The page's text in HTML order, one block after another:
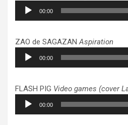
Lecteur
audio
00:00
ZAO de SAGAZANAspiration
Lecteur
audio
00:00
FLASH PIG Video games (cover
Lecteur
audio
00:00